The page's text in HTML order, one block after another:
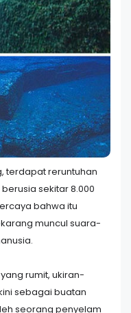
terdapat reruntuhan
sekitar 8.000
bahwa itu
muncul suara-
rumit, ukiran-
sebagai buatan
seorang penyelam